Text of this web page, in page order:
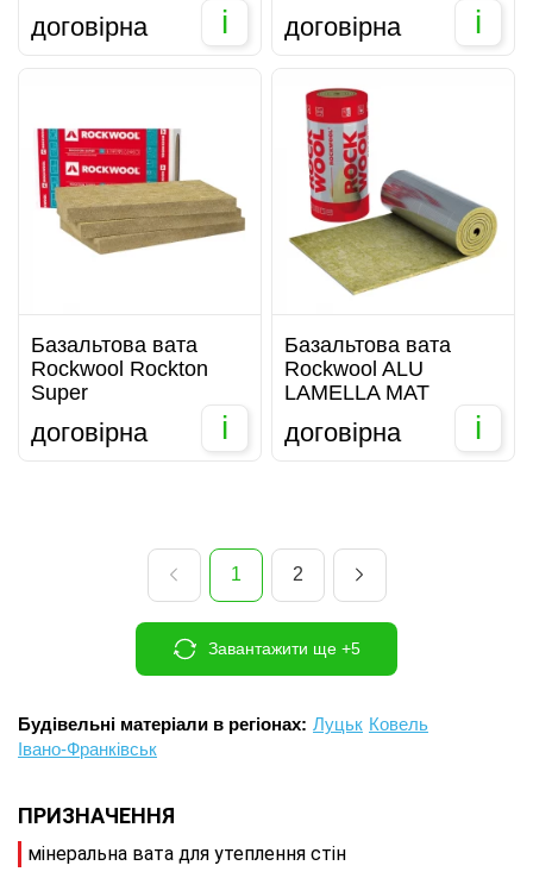
договірна i договірна i
Базальтова вата
Rockwool Rockton
Super
договірна i
Базальтова вата
Rockwool ALU
LAMELLA MAT
договірна i
1 2
Завантажити ще +5
Будівельні матеріали в регіонах: Луцьк Ковель
Івано-Франківськ
ПРИЗНАЧЕННЯ
мінеральна вата для утеплення стін